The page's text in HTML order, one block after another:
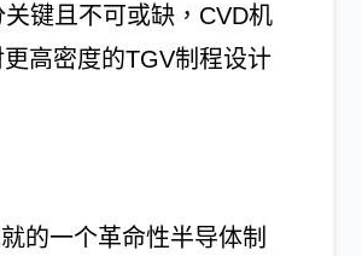
键且不可或缺，CVD机
高密度的TGV制程设计
的一个革命性半导体制